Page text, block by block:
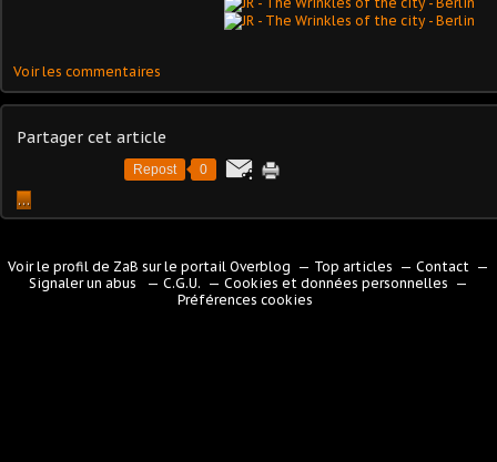
Voir les commentaires
Partager cet article
Repost 0
…
Voir le profil de ZaB sur le portail Overblog Top articles
Contact
Signaler un abus
C.G.U.
Cookies et données personnelles
Préférences cookies